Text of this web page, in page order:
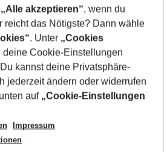
„Alle akzeptieren“, wenn du
reicht das Nötigste? Dann wähle
. Unter „Cookies
deine Cookie-Einstellungen
kannst deine Privatsphäre-
jederzeit ändern oder widerrufen
auf „Cookie-Einstellungen
Impressum